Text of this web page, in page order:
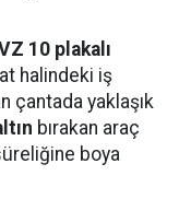
10 plakalı
halindeki iş
çantada yaklaşık
bırakan araç
boya